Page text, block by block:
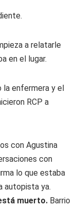
a relatarle
en el lugar.
la enfermera y el
RCP a
con Agustina
con
lo que estaba
autopista ya.
muerto. Barrio